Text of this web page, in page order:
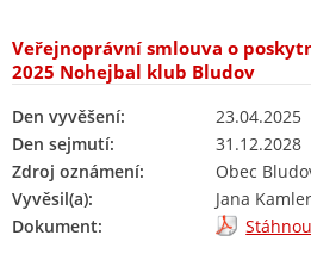
Veřejnoprávní smlouva o
2025 Nohejbal klub Bludov
Den vyvěšení:
23.04.2025
Den sejmutí:
31.12.2028
Zdroj oznámení:
Obec
Vyvěsil(a):
Jana
Dokument: